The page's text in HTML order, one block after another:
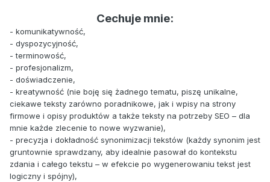
Cechuje mnie:
- komunikatywność,
- dyspozycyjność,
- terminowość,
- profesjonalizm,
- doświadczenie,
- kreatywność (nie boję się żadnego tematu, piszę unikalne,
ciekawe teksty zarówno poradnikowe, jak i wpisy na strony
firmowe i opisy produktów a także teksty na potrzeby SEO – dla
mnie każde zlecenie to nowe wyzwanie),
- precyzja i dokładność synonimizacji tekstów (każdy synonim jest
gruntownie sprawdzany, aby idealnie pasował do kontekstu
zdania i całego tekstu – w efekcie po wygenerowaniu tekst jest
logiczny i spójny),